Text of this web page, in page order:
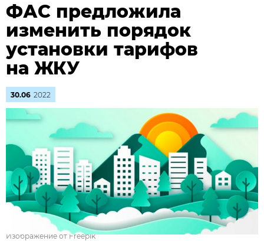
ФАС предложила
изменить порядок
установки тарифов
на ЖКУ
30.06 2022
Изображение от Freepik